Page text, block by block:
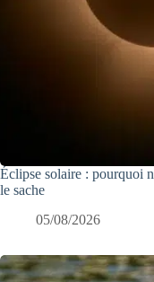
Éclipse solaire : pourquoi
le sache
05/08/2026